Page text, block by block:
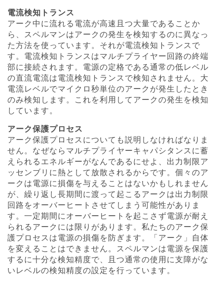
電流検知トランス
アーク中に流れる電流が高速且つ大量であることか
ら、スペルマンはアークの発生を検知するのに異なっ
た方法を使っています。それが電流検知トランスで
す。電流検知トランスはマルチプライヤー回路の終端
部に接続されます。電源の定格である通常の低レベル
の直流電流は電流検知トランスで検知されません。大
電流レベルでマイクロ秒単位のアークが発生したとき
のみ検知します。これを利用してアークの発生を検知
しています。
アーク保護プロセス
アーク保護プロセスについても説明しなければなりま
せん。なぜならマルチプライヤーキャパシタンスに蓄
えられるエネルギーがなんであるにせよ、出力制限ア
ッセンブリに熱として放散されるからです。個々のア
ークは電源に損傷を与えることはないかもしれません
が、繰り返し長期間に渡って起こるアークは出力制限
回路をオーバーヒートさせてしまう可能性がありま
す。一定期間にオーバーヒートを起こさず電源が耐え
られるアークには限りがあります。私たちのアーク保
護プロセスは電源の損傷を防ぎます。「アーク」自体
を変えることはできません。スペルマンは電源を保護
するに十分な検知精度で、且つ通常の使用に支障がな
いレベルの検知精度の設定を行っています。